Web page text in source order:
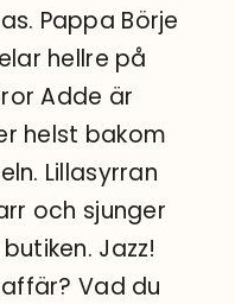
Pappa Börje
hellre på
Adde är
helst bakom
Lillasyrran
och sjunger
Jazz!
Vad du